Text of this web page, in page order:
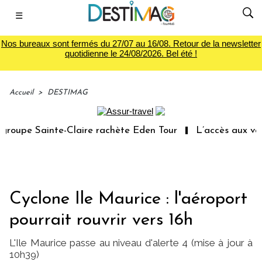
☰
Nos bureaux sont fermés du 27/07 au 16/08. Retour de la newsletter
quotidienne le 24/08/2026. Bel été !
Accueil > DESTIMAG
Sainte-Claire rachète Eden Tour L’accès aux
Cyclone Ile Maurice : l'aéroport
pourrait rouvrir vers 16h
L'Ile Maurice passe au niveau d'alerte 4 (mise à jour à
10h39)